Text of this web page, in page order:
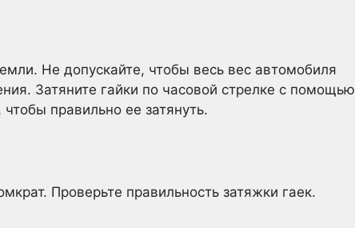
Не допускайте, чтобы весь вес автомобиля
Затяните гайки по часовой стрелке с помощью
правильно ее затянуть.
Проверьте правильность затяжки гаек.